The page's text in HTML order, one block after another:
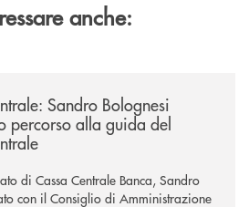
anche:
Sandro Bolognesi
percorso alla guida del
di Cassa Centrale Banca, Sandro
con il Consiglio di Amministrazione